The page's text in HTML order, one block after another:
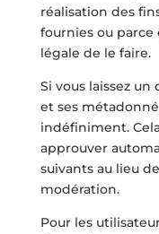
réalisation des
fournies ou parce
légale de le faire.
Si vous laissez
et ses
indéfiniment.
approuver
suivants au lieu
modération.
Pour les